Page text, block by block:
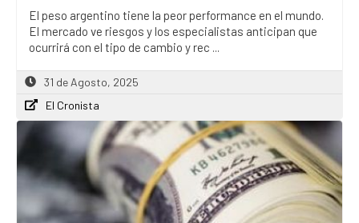
El peso argentino tiene la peor performance en el mundo.
El mercado ve riesgos y los especialistas anticipan que
ocurrirá con el tipo de cambio y rec ...
31 de Agosto, 2025
El Cronista